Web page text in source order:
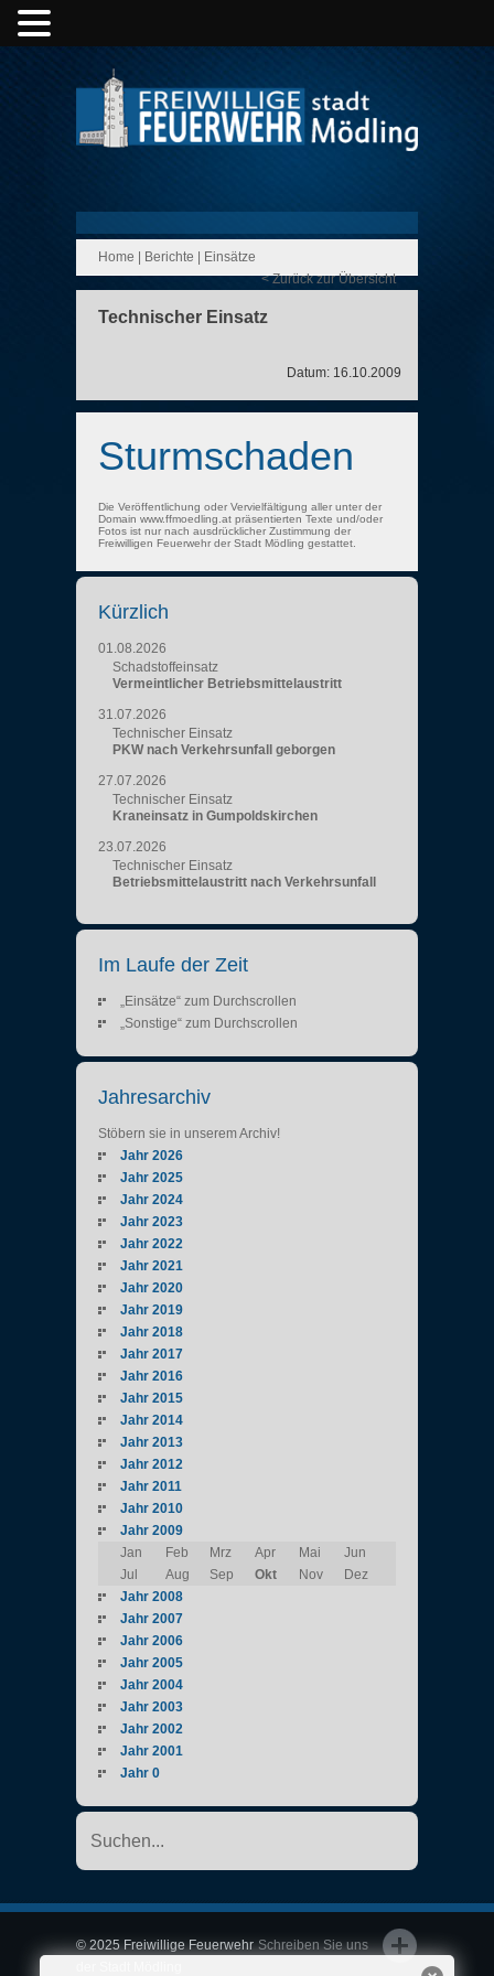
Home Berichte
Einsätze
< Zurück zur Übersicht
Technischer Einsatz
Datum: 16.10.2009
Sturmschaden
Die Veröffentlichung oder Vervielfältigung aller unter der
Domain www.ffmoedling.at präsentierten Texte und/oder
Fotos ist nur nach ausdrücklicher Zustimmung der
Freiwilligen Feuerwehr der Stadt Mödling gestattet.
Kürzlich
01.08.2026
Schadstoffeinsatz
Vermeintlicher Betriebsmittelaustritt
31.07.2026
Technischer Einsatz
PKW nach Verkehrsunfall geborgen
27.07.2026
Technischer Einsatz
Kraneinsatz in Gumpoldskirchen
23.07.2026
Technischer Einsatz
Betriebsmittelaustritt nach Verkehrsunfall
Im Laufe der Zeit
„Einsätze“ zum Durchscrollen
„Sonstige“ zum Durchscrollen
Jahresarchiv
Stöbern sie in unserem Archiv!
Jahr 2026
Jahr 2025
Jahr 2024
Jahr 2023
Jahr 2022
Jahr 2021
Jahr 2020
Jahr 2019
Jahr 2018
Jahr 2017
Jahr 2016
Jahr 2015
Jahr 2014
Jahr 2013
Jahr 2012
Jahr 2011
Jahr 2010
Jahr 2009
Jan
Feb Mrz Apr Mai
Jun
Jul
Aug Sep Okt Nov
Dez
Jahr 2008
Jahr 2007
Jahr 2006
Jahr 2005
Jahr 2004
Jahr 2003
Jahr 2002
Jahr 2001
Jahr 0
Schreiben Sie uns
© 2025 Freiwillige Feuerwehr